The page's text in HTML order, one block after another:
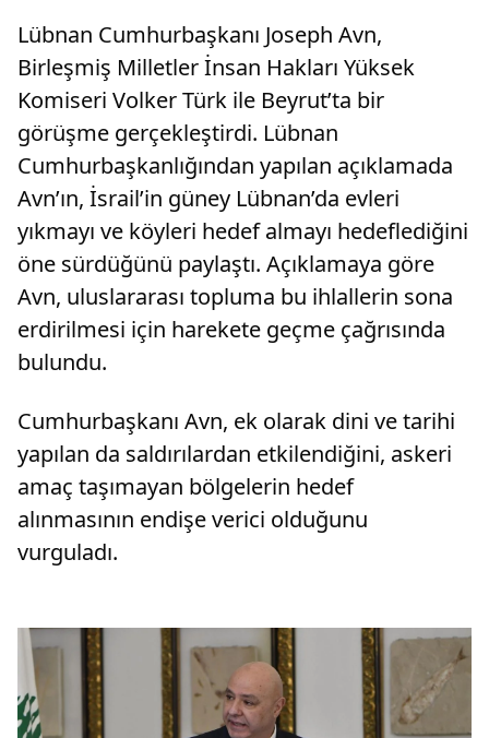
Lübnan Cumhurbaşkanı Joseph Avn,
Birleşmiş Milletler İnsan Hakları Yüksek
Komiseri Volker Türk ile Beyrut’ta bir
görüşme gerçekleştirdi. Lübnan
Cumhurbaşkanlığından yapılan açıklamada
Avn’ın, İsrail’in güney Lübnan’da evleri
yıkmayı ve köyleri hedef almayı hedeflediğini
öne sürdüğünü paylaştı. Açıklamaya göre
Avn, uluslararası topluma bu ihlallerin sona
erdirilmesi için harekete geçme çağrısında
bulundu.
Cumhurbaşkanı Avn, ek olarak dini ve tarihi
yapılan da saldırılardan etkilendiğini, askeri
amaç taşımayan bölgelerin hedef
alınmasının endişe verici olduğunu
vurguladı.